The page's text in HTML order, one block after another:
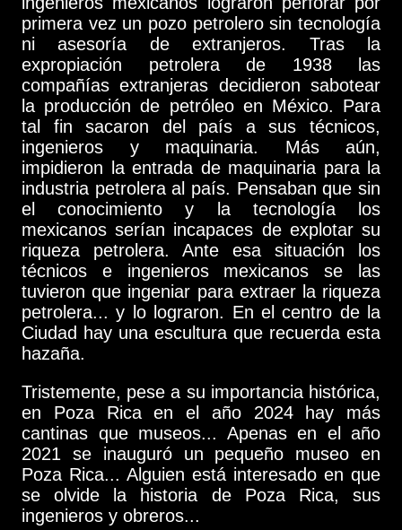
primera vez un pozo petrolero sin tecnología
ni asesoría de extranjeros. Tras la
expropiación petrolera de 1938 las
compañías extranjeras decidieron sabotear
la producción de petróleo en México. Para
tal fin sacaron del país a sus técnicos,
ingenieros y maquinaria. Más aún,
impidieron la entrada de maquinaria para la
industria petrolera al país. Pensaban que sin
el conocimiento y la tecnología los
mexicanos serían incapaces de explotar su
riqueza petrolera. Ante esa situación los
técnicos e ingenieros mexicanos se las
tuvieron que ingeniar para extraer la riqueza
petrolera... y lo lograron. En el centro de la
Ciudad hay una escultura que recuerda esta
hazaña.
Tristemente, pese a su importancia histórica,
en Poza Rica en el año 2024 hay más
cantinas que museos... Apenas en el año
2021 se inauguró un pequeño museo en
Poza Rica... Alguien está interesado en que
se olvide la historia de Poza Rica, sus
ingenieros y obreros...